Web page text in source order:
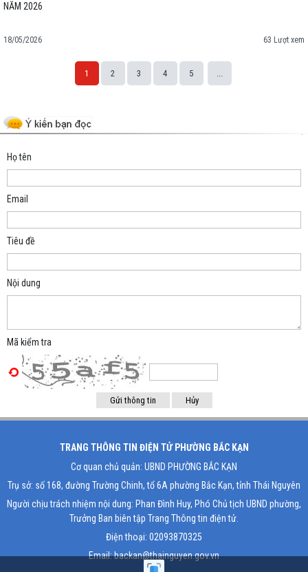
NĂM 2026
18/05/2026 63 Lượt xem
1 2 3 4 5 ...
Họ tên
Email
Tiêu đề
Nội dung
Mã kiểm tra
TRANG THÔNG TIN ĐIỆN TỬ PHƯỜNG BẮC KẠN
Cơ quan chủ quản: UBND PHƯỜNG BẮC KẠN
Trụ sở: số 168, đường Trường Chinh, tổ 6A phường Bắc Kạn, tỉnh Thái Nguyên
Người chịu trách nhiệm nội dung: Phan Đình Huy, Phó Chủ tịch UBND phường,
Trưởng Ban biên tập Trang Thông tin điện tử.
Điện thoại: 02093870325
Email: backan@thainguyen.gov.vn